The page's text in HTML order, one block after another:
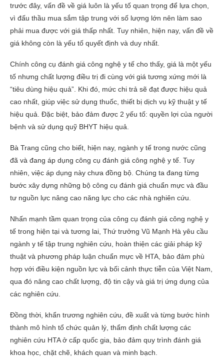
trước đây, vấn đề về giá luôn là yếu tố quan trọng để lựa chọn,
vì đấu thầu mua sắm tập trung với số lượng lớn nên làm sao
phải mua được với giá thấp nhất. Tuy nhiên, hiện nay, vấn đề về
giá không còn là yếu tố quyết định và duy nhất.
Chính công cụ đánh giá công nghệ y tế cho thấy, giá là một yếu
tố nhưng chất lượng điều trị đi cùng với giá tương xứng mới là
“tiêu dùng hiệu quả”. Khi đó, mức chi trả sẽ đạt được hiệu quả
cao nhất, giúp việc sử dụng thuốc, thiết bị dịch vụ kỹ thuật y tế
hiệu quả. Đặc biệt, bảo đảm được 2 yếu tố: quyền lợi của người
bệnh và sử dụng quỹ BHYT hiệu quả.
Bà Trang cũng cho biết, hiện nay, ngành y tế trong nước cũng
đã và đang áp dụng công cụ đánh giá công nghệ y tế. Tuy
nhiên, việc áp dụng này chưa đồng bộ. Chúng ta đang từng
bước xây dựng những bộ công cụ đánh giá chuẩn mực và đầu
tư nguồn lực nâng cao năng lực cho các nhà nghiên cứu.
Nhấn mạnh tầm quan trọng của công cụ đánh giá công nghệ y
tế trong hiện tại và tương lai, Thứ trưởng Vũ Mạnh Hà yêu cầu
ngành y tế tập trung nghiên cứu, hoàn thiện các giải pháp kỹ
thuật và phương pháp luận chuẩn mực về HTA, bảo đảm phù
hợp với điều kiện nguồn lực và bối cảnh thực tiễn của Việt Nam,
qua đó nâng cao chất lượng, độ tin cậy và giá trị ứng dụng của
các nghiên cứu.
Đồng thời, khẩn trương nghiên cứu, đề xuất và từng bước hình
thành mô hình tổ chức quản lý, thẩm định chất lượng các
nghiên cứu HTA ở cấp quốc gia, bảo đảm quy trình đánh giá
khoa học, chặt chẽ, khách quan và minh bạch.